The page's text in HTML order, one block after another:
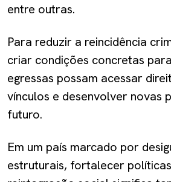
entre outras.
Para reduzir a reincidência
criar condições concretas
egressas possam acessar
vínculos e desenvolver novas
futuro.
Em um país marcado por
estruturais, fortalecer